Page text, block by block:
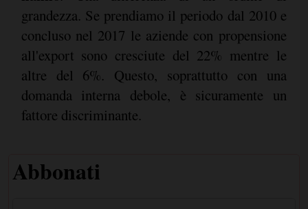
grandezza. Se prendiamo il periodo dal 2010 e
concluso nel 2017 le aziende con propensione
all'export sono cresciute del 22% mentre le
altre del 6%. Questo, soprattutto con una
domanda interna debole, è sicuramente un
fattore discriminante.